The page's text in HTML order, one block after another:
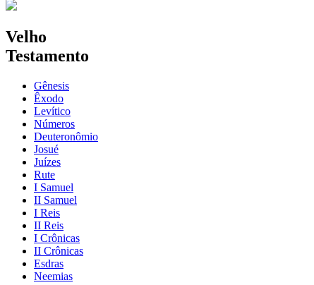
Velho
Testamento
Gênesis
Êxodo
Levítico
Números
Deuteronômio
Josué
Juízes
Rute
I Samuel
II Samuel
I Reis
II Reis
I Crônicas
II Crônicas
Esdras
Neemias